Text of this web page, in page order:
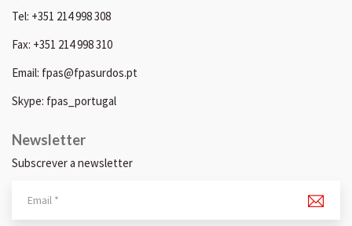
Tel: +351 214 998 308
Fax: +351 214 998 310
Email: fpas@fpasurdos.pt
Skype: fpas_portugal
Newsletter
Subscrever a newsletter